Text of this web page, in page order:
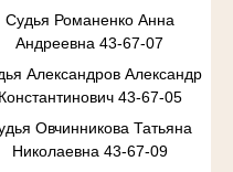
Судья Романенко Анна
Андреевна 43-67-07
Александров Александр
Константинович 43-67-05
Овчинникова Татьяна
Николаевна 43-67-09